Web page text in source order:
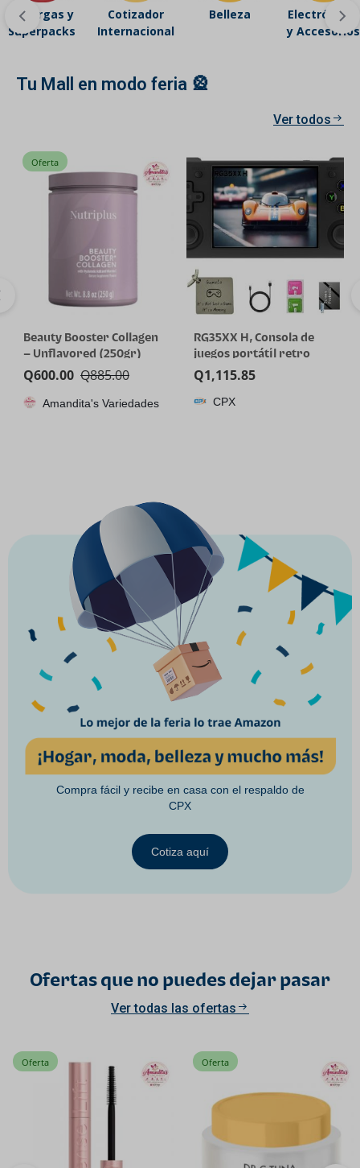
Recargas y
Superpacks
Cotizador
Internacional
Belleza
Electrónicos
y Accesorios
Tu Mall en modo feria 🎡
Ver todos
Oferta
Beauty Booster Collagen
– Unflavored (250gr)
Q885.00
Q600.00
Amandita's Variedades
RG35XX H, Consola de
juegos portátil retro
Anbernic con tarjeta de
64GTF, diseño de joystick
dual, pantalla HD de 3.5
Q1,115.85
CPX
Compra fácil y recibe en casa con el respaldo de
CPX
Cotiza aquí
Ofertas que no puedes dejar pasar
Ver todas las ofertas
Oferta Oferta